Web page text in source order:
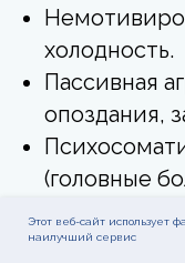
холодность.
Пассивная
опоздания,
(головные
Проекция
других людей.
Этот веб-сайт использует
наилучший сервис